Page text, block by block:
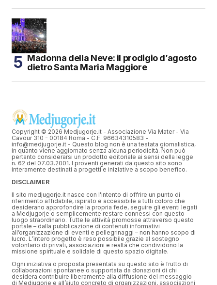
Madonna della Neve: il prodigio d’agosto
dietro Santa Maria Maggiore
Copyright © 2026 Medjugorje.it - Associazione Via Mater - Via
Cavour 310 - 00184 Roma - C.F. 96634310583 -
info@medjugorje.it - Questo blog non è una testata giornalistica,
in quanto viene aggiornato senza alcuna periodicità. Non può
pertanto considerarsi un prodotto editoriale ai sensi della legge
n. 62 del 07.03.2001. I proventi generati da questo sito sono
interamente destinati a progetti e iniziative a scopo benefico.
DISCLAIMER
Il sito medjugorje.it nasce con l’intento di offrire un punto di
riferimento affidabile, ispirato e accessibile a tutti coloro che
desiderano approfondire la propria fede, seguire gli eventi legati
a Medjugorje o semplicemente restare connessi con questo
luogo straordinario. Tutte le attività promosse attraverso questo
portale – dalla pubblicazione di contenuti informativi
all’organizzazione di eventi e pellegrinaggi – non hanno scopo di
lucro. L’intero progetto è reso possibile grazie al sostegno
volontario di privati, associazioni e realtà che condividono la
missione spirituale e solidale di questo spazio digitale.
Ogni iniziativa o proposta presentata su questo sito è frutto di
collaborazioni spontanee o supportata da donazioni di chi
desidera contribuire liberamente alla diffusione del messaggio
di Medjugorje e all’aiuto concreto di organizzazioni, associazioni